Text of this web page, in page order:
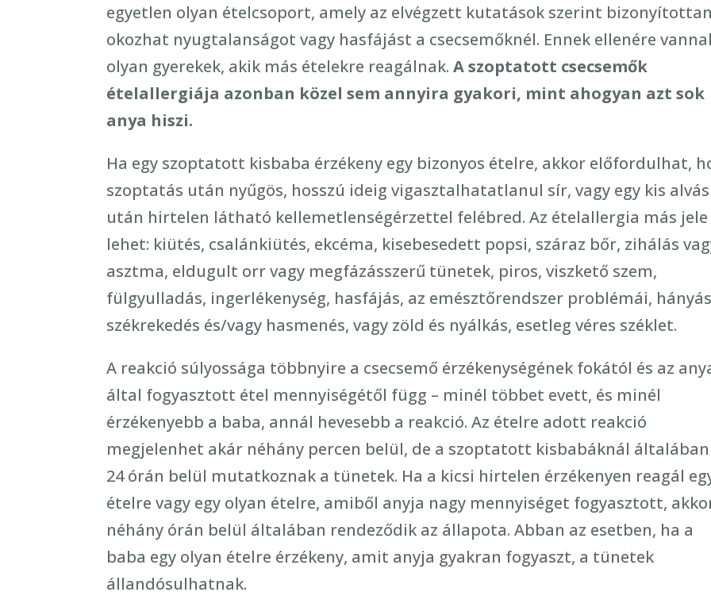
egyetlen olyan ételcsoport, amely az elvégzett kutatások szerint bizonyítottan
okozhat nyugtalanságot vagy hasfájást a csecsemőknél. Ennek ellenére
olyan gyerekek, akik más ételekre reagálnak.A szoptatott csecsemők
ételallergiája azonban közel sem annyira gyakori, mint ahogyan azt sok
anya hiszi.
Ha egy szoptatott kisbaba érzékeny egy bizonyos ételre, akkor előfordulhat,
szoptatás után nyűgös, hosszú ideig vigasztalhatatlanul sír, vagy egy kis alvás
után hirtelen látható kellemetlenségérzettel felébred. Az ételallergia más jele
lehet: kiütés, csalánkiütés, ekcéma, kisebesedett popsi, száraz bőr, zihálás
asztma, eldugult orr vagy megfázásszerű tünetek, piros, viszkető szem,
fülgyulladás, ingerlékenység, hasfájás, az emésztőrendszer problémái,
székrekedés és/vagy hasmenés, vagy zöld és nyálkás, esetleg véres széklet.
A reakció súlyossága többnyire a csecsemő érzékenységének fokától és az
által fogyasztott étel mennyiségétől függ – minél többet evett, és minél
érzékenyebb a baba, annál hevesebb a reakció. Az ételre adott reakció
megjelenhet akár néhány percen belül, de a szoptatott kisbabáknál általában
24 órán belül mutatkoznak a tünetek. Ha a kicsi hirtelen érzékenyen reagál
ételre vagy egy olyan ételre, amiből anyja nagy mennyiséget fogyasztott,
néhány órán belül általában rendeződik az állapota. Abban az esetben, ha a
baba egy olyan ételre érzékeny, amit anyja gyakran fogyaszt, a tünetek
állandósulhatnak.